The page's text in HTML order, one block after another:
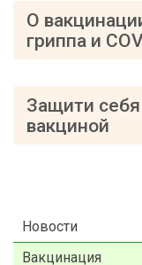
О
гриппа и
Защити себя
вакциной
Новости
Вакцинация